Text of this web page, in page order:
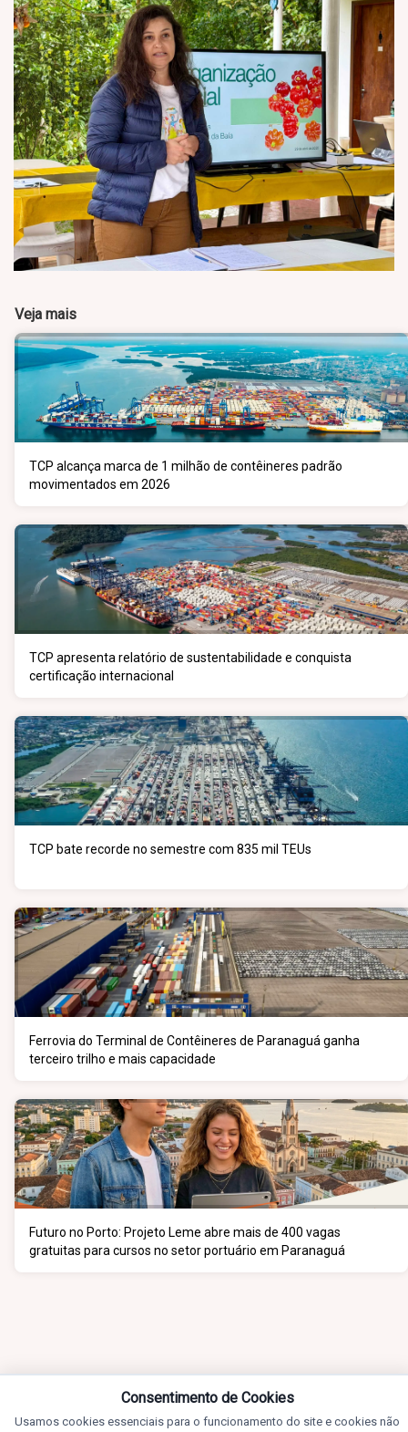
Veja mais
TCP alcança marca de 1 milhão de contêineres padrão
movimentados em 2026
TCP apresenta relatório de sustentabilidade e conquista
certificação internacional
TCP bate recorde no semestre com 835 mil TEUs
Ferrovia do Terminal de Contêineres de Paranaguá ganha
terceiro trilho e mais capacidade
Futuro no Porto: Projeto Leme abre mais de 400 vagas
gratuitas para cursos no setor portuário em Paranaguá
Consentimento de Cookies
Usamos cookies essenciais para o funcionamento do site e cookies não